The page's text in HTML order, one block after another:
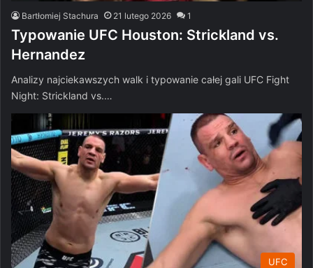
Bartłomiej Stachura 21 lutego 2026 1
Typowanie UFC Houston: Strickland vs.
Hernandez
Analizy najciekawszych walk i typowanie całej gali UFC Fight
Night: Strickland vs.…
UFC